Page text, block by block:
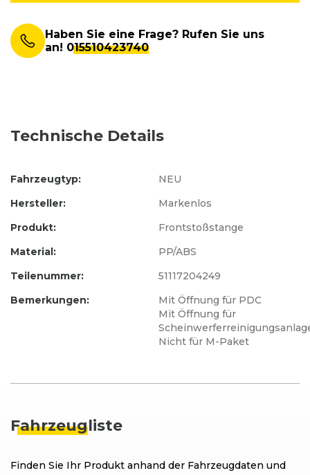
Haben Sie eine Frage? Rufen Sie uns
an! 015510423740
Technische Details
Hersteller:
Markenlos
Produkt:
Frontstoßstange
Fahrzeugtyp: NEU
Material:
PP/ABS
Teilenummer:
51117204249
Bemerkungen:
Mit Öffnung für PDC
Mit Öffnung für
Nicht für M-Paket
Fahrzeugliste
Finden Sie Ihr Produkt anhand der Fahrzeugdaten und